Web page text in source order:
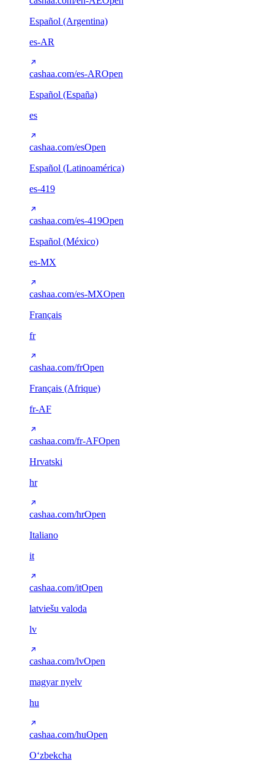
Español (Argentina)
es-AR
cashaa.com/es-AROpen
Español (España)
es
cashaa.com/esOpen
Español (Latinoamérica)
es-419
cashaa.com/es-419Open
Español (México)
es-MX
cashaa.com/es-MXOpen
Français
fr
cashaa.com/frOpen
Français (Afrique)
fr-AF
cashaa.com/fr-AFOpen
Hrvatski
hr
cashaa.com/hrOpen
Italiano
it
cashaa.com/itOpen
latviešu valoda
lv
cashaa.com/lvOpen
magyar nyelv
hu
cashaa.com/huOpen
Oʻzbekcha